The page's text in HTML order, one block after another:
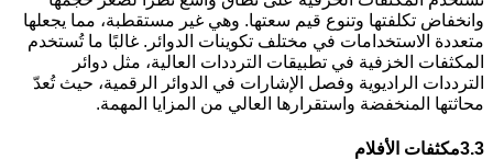
وانخفاض تكلفتها وتنوع قيم سعتها. وهي غير مستقطبة، مما يجعلها
متعددة الاستخدامات في مختلف تكوينات الدوائر. غالبًا ما تُستخدم
المكثفات الخزفية في تطبيقات الترددات العالية، مثل دوائر
الترددات الراديوية وفصل الإشارات في الدوائر الرقمية، حيث تُعدّ
محاثتها المنخفضة واستقرارها العالي من المزايا المهمة.
3.3مكثفات الأفلام